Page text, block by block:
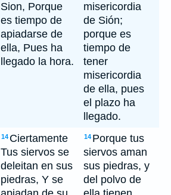
Sion, Porque
es tiempo de
apiadarse de
ella, Pues ha
llegado la hora.
misericordia
de Sión;
porque es
tiempo de
tener
misericordia
de ella, pues
el plazo ha
llegado.
14 Ciertamente
Tus siervos se
deleitan en sus
piedras, Y se
14 Porque tus
siervos aman
sus piedras, y
del polvo de